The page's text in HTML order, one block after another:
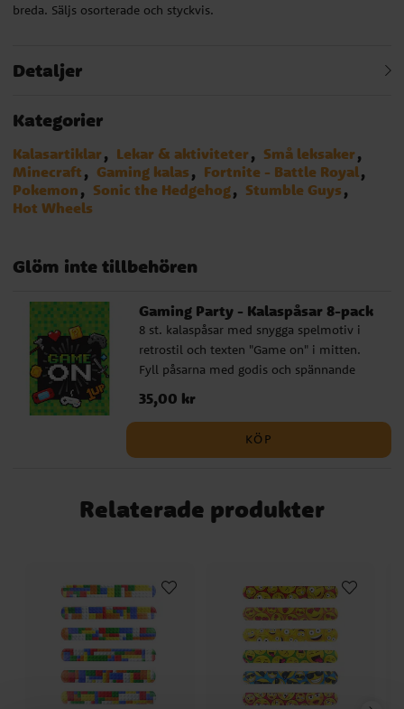
breda. Säljs osorterade och styckvis.
Detaljer
Kategorier
Kalasartiklar Lekar & aktiviteter
Små leksaker
Minecraft
Gaming kalas
Fortnite - Battle Royal
Pokemon
Sonic the Hedgehog
Stumble Guys
Hot Wheels
Glöm inte tillbehören
Gaming Party - Kalaspåsar 8-pack
8 st. kalaspåsar med snygga spelmotiv i
retrostil och texten "Game on" i mitten.
Fyll påsarna med godis och spännande
överraskningar och ge dem sedan till
vännerna under kalaset.
Pris:35,00 kr
35,00 kr
KÖP
Relaterade produkter